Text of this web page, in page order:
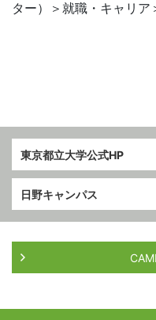
ター）＞就職・キャリア
東京都立大学公式HP
日野キャンパス